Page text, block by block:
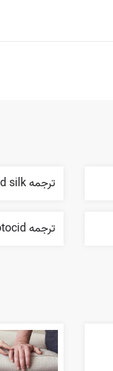
ترجمه wild silk
ترجمه embiotocid